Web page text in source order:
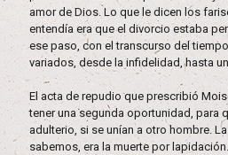
amor de Dios. Lo que le dicen los
entendía era que el divorcio estaba
ese paso, con el transcurso del
variados, desde la infidelidad, hasta
El acta de repudio que prescribió
tener una segunda oportunidad, para
adulterio, si se unían a otro hombre.
sabemos, era la muerte por